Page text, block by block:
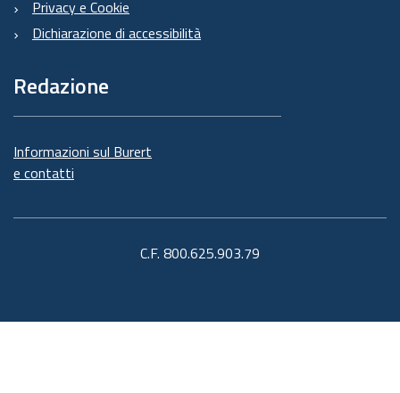
Privacy e Cookie
Dichiarazione di accessibilità
Redazione
Informazioni sul Burert
e contatti
C.F. 800.625.903.79